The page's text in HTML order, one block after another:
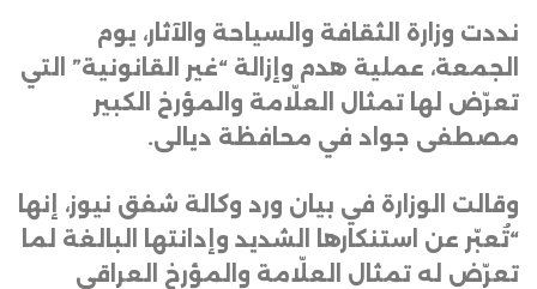
نددت وزارة الثقافة والسياحة والآثار، يوم
الجمعة، عملية هدم وإزالة “غير القانونية” التي
تعرّض لها تمثال العلّامة والمؤرخ الكبير
مصطفى جواد في محافظة ديالى.
وقالت الوزارة في بيان ورد وكالة شفق نيوز، إنها
“تُعبّر عن استنكارها الشديد وإدانتها البالغة لما
تعرّض له تمثال العلّامة والمؤرخ العراقي